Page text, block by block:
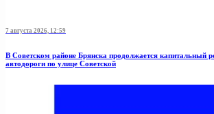
7 августа 2026, 12:59
В Советском районе Брянска продолжается капитальный
автодороги по улице Советской